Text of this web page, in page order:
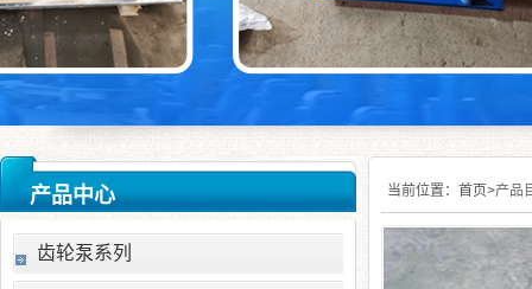
当前位置： 首页>产品
产品中心
齿轮泵系列